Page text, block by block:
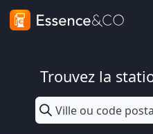
Trouvez la